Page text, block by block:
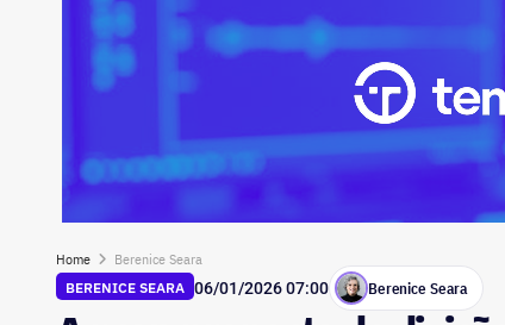
Home
Berenice Seara
BERENICE SEARA 06/01/2026 07:00 Berenice Seara